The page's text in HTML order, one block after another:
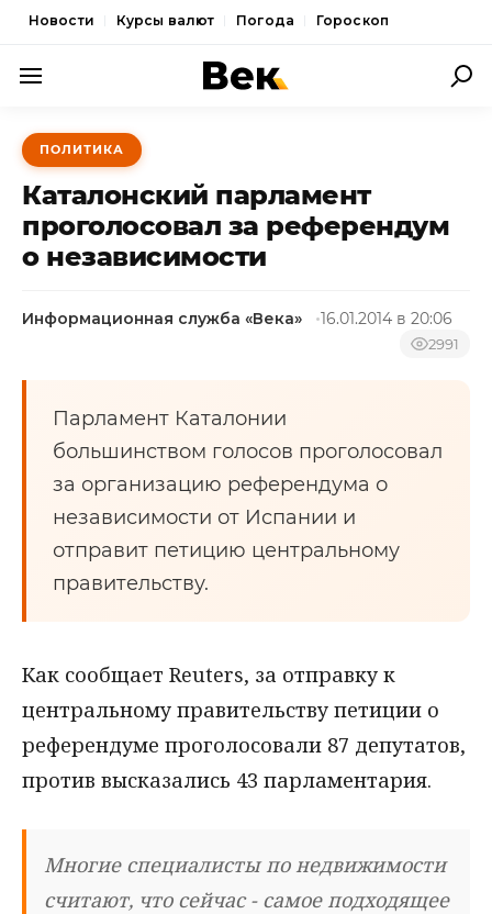
Новости Курсы валют Погода Гороскоп
ПОЛИТИКА
ЭКОНОМИКА
ОБЩЕСТВО
СПОРТ
ПОЛИТИКА
Каталонский парламент
проголосовал за референдум
о независимости
Информационная служба «Века» 16.01.2014 в 20:06
2991
Парламент Каталонии
большинством голосов проголосовал
за организацию референдума о
независимости от Испании и
отправит петицию центральному
правительству.
Как сообщает Reuters, за отправку к
центральному правительству петиции о
референдуме проголосовали 87 депутатов,
против высказались 43 парламентария.
Многие специалисты по недвижимости
считают, что сейчас - самое подходящее